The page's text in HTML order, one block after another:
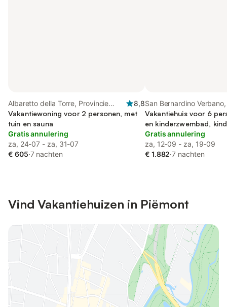
Albaretto della Torre, Provincie
Cuneo
8,8
Vakantiewoning voor 2 personen, met
tuin en sauna
Gratis annulering
za, 24-07 - za, 31-07
€ 605·7 nachten
San Bernardino
Alps
Vakantiehuis voor 6
en kinderzwembad,
Gratis annulering
za, 12-09 - za, 19-09
€ 1.882·7 nachten
Vind Vakantiehuizen in Piëmont